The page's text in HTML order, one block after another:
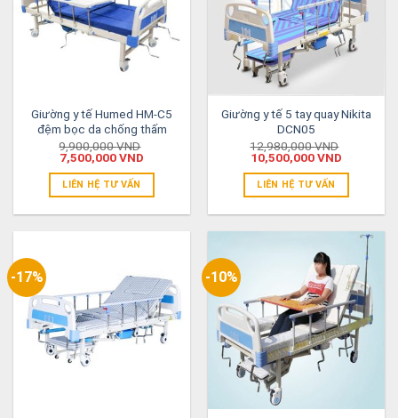
Giường y tế Humed HM-C5
đệm bọc da chống thấm
9,900,000VND
7,500,000VND
LIÊN HỆ TƯ VẤN
Giường y tế 5 tay quay Nikita
DCN05
12,980,000VND
10,500,000VND
LIÊN HỆ TƯ VẤN
-17% -10%